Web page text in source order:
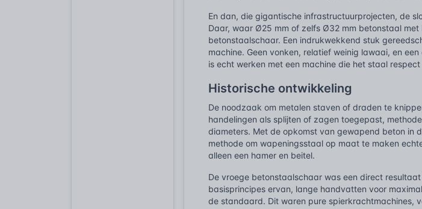
En dan, die gigantische infrastructuurprojecten, de
Daar, waar Ø25 mm of zelfs Ø32 mm betonstaal
betonstaalschaar. Een indrukwekkend stuk
machine. Geen vonken, relatief weinig lawaai, en
is echt werken met een machine die het staal
Historische ontwikkeling
De noodzaak om metalen staven of draden te
handelingen als splijten of zagen toegepast,
diameters. Met de opkomst van gewapend beton in
methode om wapeningsstaal op maat te maken
alleen een hamer en beitel.
De vroege betonstaalschaar was een direct
basisprincipes ervan, lange handvatten voor
de standaard. Dit waren pure spierkrachtmachines,